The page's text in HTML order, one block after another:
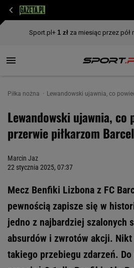
Piłka nożna Lewandowski ujawnia, co
Lewandowski ujawnia, co
przerwie piłkarzom
Marcin Jaz
22 stycznia 2025, 07:37
Mecz Benfiki Lizbona z FC
pewnością zapisze się w
jedno z najbardziej szalonych
absurdów i zwrotów akcji. Nikt
takiego przebiegu zdarzeń. Do